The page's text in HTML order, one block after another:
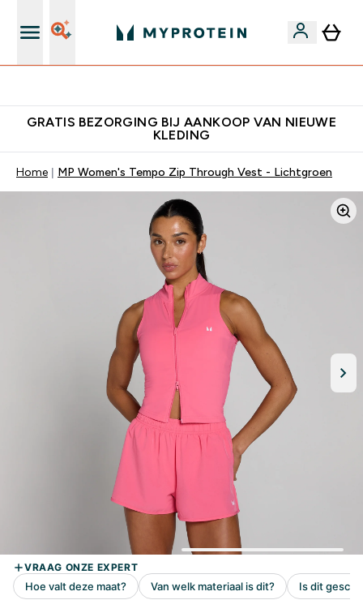
GRATIS BEZORGING BIJ AANKOOP VAN NIEUWE
KLEDING
Home MP Women's Tempo Zip Through Vest - Lichtgroen